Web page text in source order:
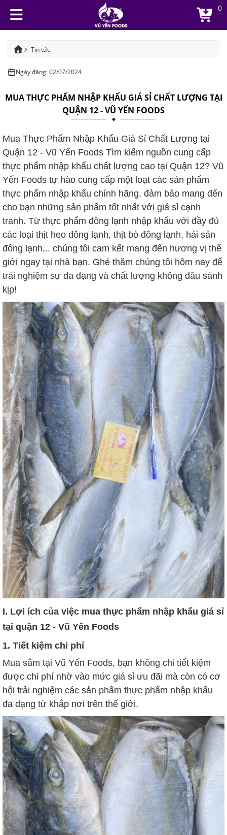
0
Tin tức
Ngày đăng: 02/07/2024
MUA THỰC PHẨM NHẬP KHẨU GIÁ SỈ CHẤT LƯỢNG TẠI
QUẬN 12 - VŨ YẾN FOODS
Mua Thực Phẩm Nhập Khẩu Giá Sỉ Chất Lượng tại
Quận 12 - Vũ Yến Foods Tìm kiếm nguồn cung cấp
thực phẩm nhập khẩu chất lượng cao tại Quận 12? Vũ
Yến Foods tự hào cung cấp một loạt các sản phẩm
thực phẩm nhập khẩu chính hãng, đảm bảo mang đến
cho bạn những sản phẩm tốt nhất với giá sỉ cạnh
tranh. Từ thực phẩm đông lạnh nhập khẩu với đầy đủ
các loại thịt heo đông lạnh, thịt bò đông lạnh, hải sản
đông lạnh,.. chúng tôi cam kết mang đến hương vị thế
giới ngay tại nhà bạn. Ghé thăm chúng tôi hôm nay để
trải nghiệm sự đa dạng và chất lượng không đâu sánh
kịp!
I. Lợi ích của việc mua thực phẩm nhập khẩu giá sỉ
tại quận 12 - Vũ Yến Foods
1. Tiết kiệm chi phí
Mua sắm tại Vũ Yến Foods, bạn không chỉ tiết kiệm
được chi phí nhờ vào mức giá sỉ ưu đãi mà còn có cơ
hội trải nghiệm các sản phẩm thực phẩm nhập khẩu
đa dạng từ khắp nơi trên thế giới.